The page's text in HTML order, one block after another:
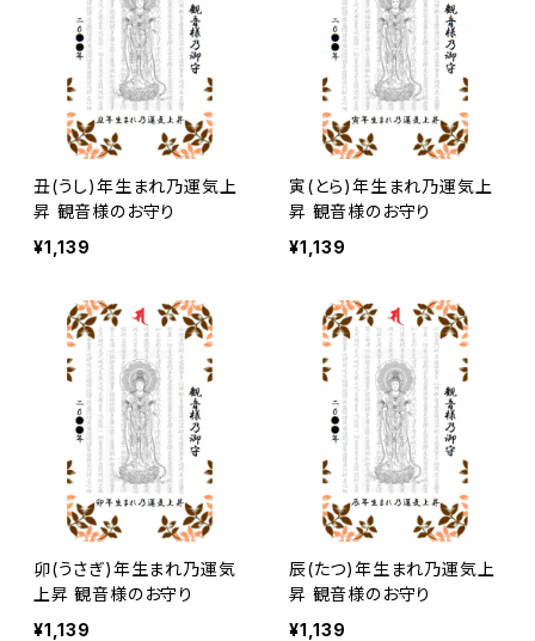
丑(うし)年生まれ乃運気上
昇 観音様のお守り
¥1,139
寅(とら)年生まれ乃運気上
昇 観音様のお守り
¥1,139
卯(うさぎ)年生まれ乃運気
上昇 観音様のお守り
¥1,139
辰(たつ)年生まれ乃運気上
昇 観音様のお守り
¥1,139